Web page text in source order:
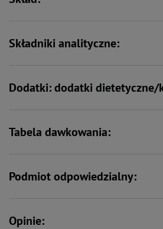
• inspirowana posiłkami przygotowywanymi w
• dostępny w 4 wersjach smakowych i w
Zawiera nienasycone kwasy
Składniki analityczne:
Dodatki: dodatki dietetyczne/
Tabela dawkowania:
Podmiot odpowiedzialny:
Opinie: